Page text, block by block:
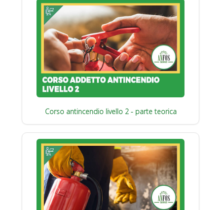
Corso antincendio livello 2 - parte teorica